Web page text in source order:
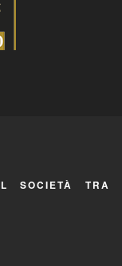
SOCIETÀ TRA